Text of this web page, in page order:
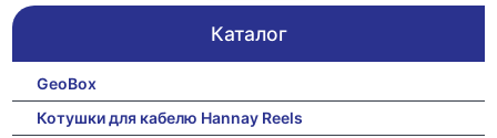
Каталог
GeoBox
Котушки для кабелю Hannay Reels